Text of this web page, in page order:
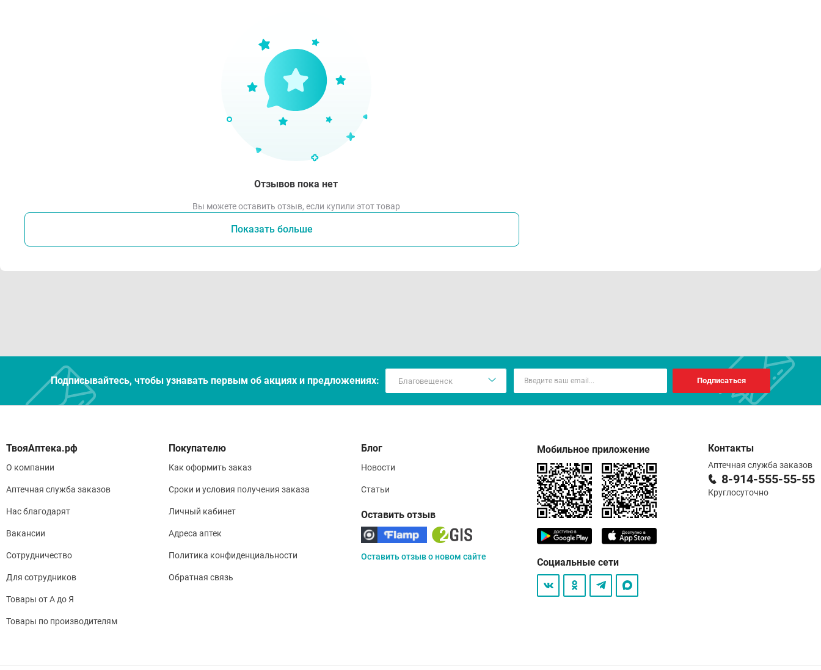
Отзывов пока нет
Вы можете оставить отзыв, если купили этот товар
Показать больше
Подписывайтесь, чтобы узнавать первым об акцияx и предложениях: Подписаться
О компании
Аптечная служба заказов
Нас благодарят
Вакансии
Сотрудничество
Для сотрудников
Товары от А до Я
Товары по производителям
Покупателю
Как оформить заказ
Сроки и условия получения заказа
Личный кабинет
Адреса аптек
Политика конфиденциальности
Обратная связь
Блог
Новости
Статьи
Оставить отзыв
Оставить отзыв о новом сайте
Мобильное приложение
Социальные сети
Контакты
Аптечная служба заказов
8-914-555-55-55
Круглосуточно